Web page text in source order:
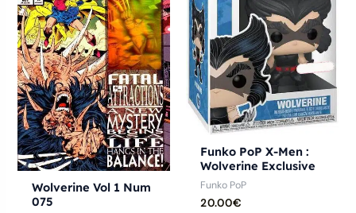
Wolverine Vol 1 Num
075
plusieurs
variations.
Les
options
peuvent
être
choisies
sur
Funko PoP X-Men :
Wolverine Exclusive
Funko PoP
20.00€